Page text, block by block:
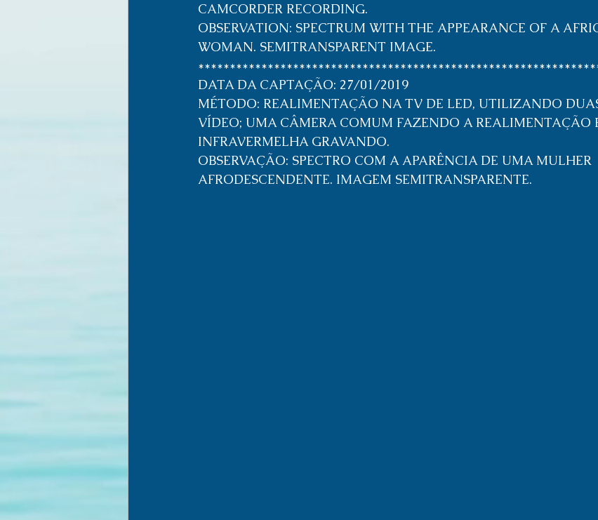
CAMCORDER RECORDING.
OBSERVATION: SPECTRUM WITH THE APPEARANCE OF A
WOMAN. SEMITRANSPARENT IMAGE.
DATA DA CAPTAÇÃO: 27/01/2019
MÉTODO: REALIMENTAÇÃO NA TV DE LED, UTILIZANDO
VÍDEO; UMA CÂMERA COMUM FAZENDO A REALIMENTAÇÃO
INFRAVERMELHA GRAVANDO.
OBSERVAÇÃO: SPECTRO COM A APARÊNCIA DE UMA MULHER
AFRODESCENDENTE. IMAGEM SEMITRANSPARENTE.